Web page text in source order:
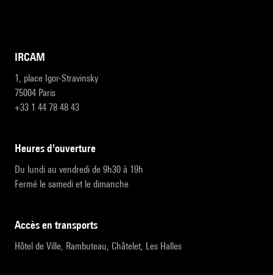
IRCAM
1, place Igor-Stravinsky
75004 Paris
+33 1 44 78 48 43
heures d'ouverture
Du lundi au vendredi de 9h30 à 19h
Fermé le samedi et le dimanche
accès en transports
Hôtel de Ville, Rambuteau, Châtelet, Les Halles